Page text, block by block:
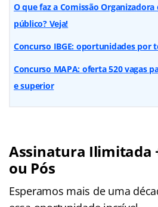
O que faz a Comissão
público? Veja!
Concurso IBGE: oportunidades por
Concurso MAPA: oferta 520 vagas
e superior
Assinatura Ilimitada
ou Pós
Esperamos mais de uma